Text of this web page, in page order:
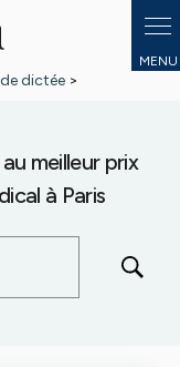
dictée >
meilleur prix
à Paris